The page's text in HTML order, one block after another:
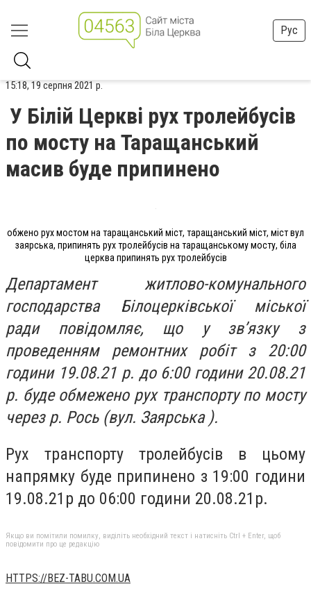
Рус
15:18, 19 серпня 2021 р.
У Білій Церкві рух тролейбусів
по мосту на Таращанський
масив буде припинено
обжено рух мостом на таращанський міст, таращанський міст, міст вул
заярська, припинять рух тролейбусів на таращанському мосту, біла
церква припинять рух тролейбусів
Департамент житлово-комунального
господарства Білоцерківської міської
ради повідомляє, що у зв’язку з
проведенням ремонтних робіт з 20:00
години 19.08.21 р. до 6:00 години 20.08.21
р. буде обмежено рух транспорту по мосту
через р. Рось (вул. Заярська ).
Рух транспорту тролейбусів в цьому
напрямку буде припинено з 19:00 години
19.08.21р до 06:00 години 20.08.21р.
Якщо ви помітили помилку, виділіть необхідний текст і натисніть Ctrl + Enter, щоб
повідомити про це редакцію
HTTPS://BEZ-TABU.COM.UA